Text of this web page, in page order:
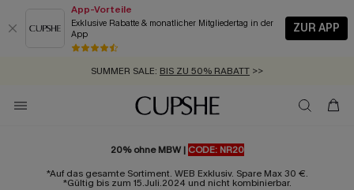
App-Vorteile
Exklusive Rabatte & monatlicher Mitgliedertag in der
App
ZUR APP
GRATIS MASSBAND MIT JEDEM SCHNELLVERSAND-ARTIKEL >>
SUMMER SALE: BIS ZU 50% RABATT >>
ZUM NEWSLETTER:BIS ZU -20% EXTRA ERHALTEN
KOSTENLOSER VERSAND AB 89 €
20% ohne MBW | CODE: NR20
*Auf das gesamte Sortiment. WEB Exklusiv. Spare Max 30 €.
*Gültig bis zum 15.Juli.2024 und nicht kombinierbar.